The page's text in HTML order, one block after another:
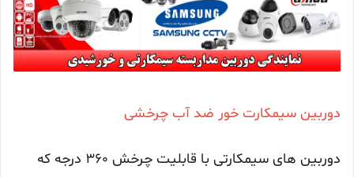
دوربین سیمکارت خور ضد آب چرخشی
دوربین های سیمکارتی با قابلیت چرخش 360 درجه که